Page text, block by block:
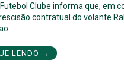
Clube informa que, em
contratual do volante
LENDO →